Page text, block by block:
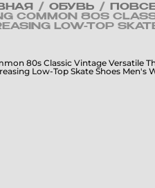
/ ОБУВЬ /
COMMON 80S
LOW-TOP